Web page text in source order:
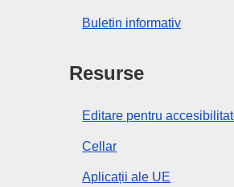
Buletin informativ
Resurse
Editare pentru
Cellar
Aplicații ale UE